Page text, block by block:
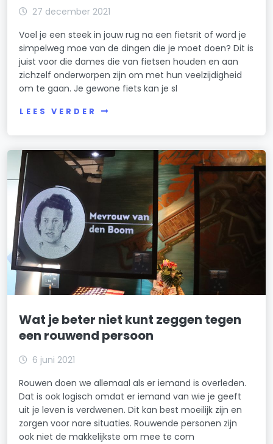
27 december 2021
Voel je een steek in jouw rug na een fietsrit of word je
simpelweg moe van de dingen die je moet doen? Dit is
juist voor die dames die van fietsen houden en aan
zichzelf onderworpen zijn om met hun veelzijdigheid
om te gaan. Je gewone fiets kan je sl
LEES VERDER
Wat je beter niet kunt zeggen tegen
een rouwend persoon
6 juni 2021
Rouwen doen we allemaal als er iemand is overleden.
Dat is ook logisch omdat er iemand van wie je geeft
uit je leven is verdwenen. Dit kan best moeilijk zijn en
zorgen voor nare situaties. Rouwende personen zijn
ook niet de makkelijkste om mee te com